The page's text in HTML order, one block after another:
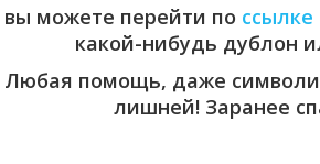
вы можете перейти по ссылке
какой-нибудь дублон
Любая помощь, даже
лишней! Заранее